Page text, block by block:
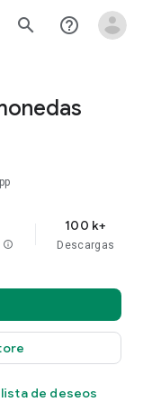
search help_outline
info
100 k+
Descargas
de deseos